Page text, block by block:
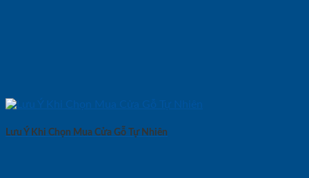
Lưu Ý Khi Chọn Mua Cửa Gỗ Tự Nhiên